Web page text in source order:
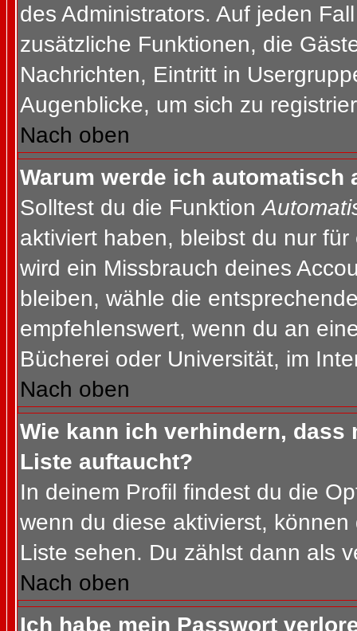
des Administrators. Auf jeden
zusätzliche Funktionen, die
Nachrichten, Eintritt in
Augenblicke, um sich zu
Nach oben
Warum werde ich automatisch
Solltest du die Funktion
aktiviert haben, bleibst du nur
wird ein Missbrauch deines
bleiben, wähle die
empfehlenswert, wenn du an
Bücherei oder Universität, im
Nach oben
Wie kann ich verhindern, dass
Liste auftaucht?
In deinem Profil findest du die
wenn du diese aktivierst,
Liste sehen. Du zählst dann als
Nach oben
Ich habe mein Passwort